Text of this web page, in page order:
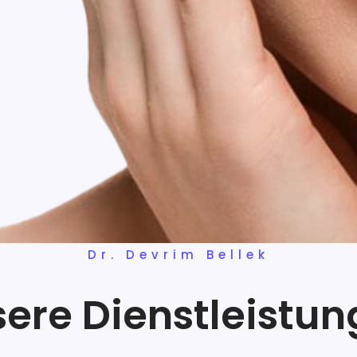
Dr. Devrim Bellek